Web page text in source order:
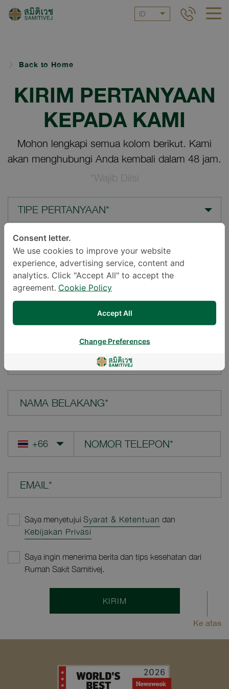
ID
Back to Home
KIRIM PERTANYAAN
KEPADA KAMI
Mohon lengkapi semua kolom berikut. Kami
akan menghubungi Anda kembali dalam 48 jam.
*Wajib Diisi
TIPE PERTANYAAN*
LOKASI*
PERTANYAAN ANDA*
NAMA BELAKANG*
EMAIL*
Saya menyetujui Syarat & Ketentuan dan
Kebijakan Privasi
Saya ingin menerima berita dan tips kesehatan dari
Rumah Sakit Samitivej.
KIRIM
Ke atas
Consent letter.
We use cookies to improve your website
experience, advertising service, content and
analytics. Click "Accept All" to accept the
agreement. Cookie Policy
Accept All
Change Preferences